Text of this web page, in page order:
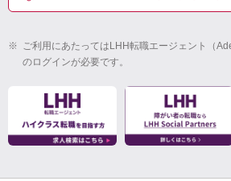
※ ご利用にあたってはLHH転職エージェント（
のログインが必要です。